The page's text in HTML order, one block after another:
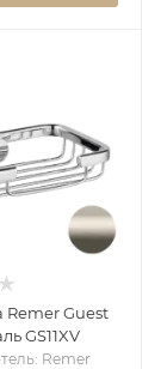
Guest
GS11XV
Remer